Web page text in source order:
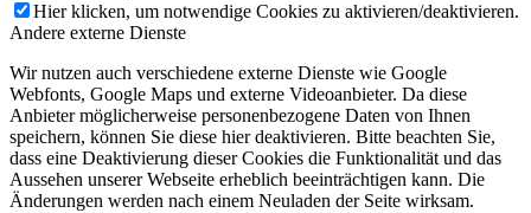
Hier klicken, um notwendige Cookies zu aktivieren/deaktivieren.
Andere externe Dienste
Wir nutzen auch verschiedene externe Dienste wie Google
Webfonts, Google Maps und externe Videoanbieter. Da diese
Anbieter möglicherweise personenbezogene Daten von Ihnen
speichern, können Sie diese hier deaktivieren. Bitte beachten Sie,
dass eine Deaktivierung dieser Cookies die Funktionalität und das
Aussehen unserer Webseite erheblich beeinträchtigen kann. Die
Änderungen werden nach einem Neuladen der Seite wirksam.